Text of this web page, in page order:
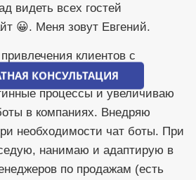
КОНСУЛЬТАЦИЯ
видеть всех гостей
😀. Меня зовут Евгений.
клиентов с
и интернет рекламы.
процессы и увеличиваю
в компаниях. Внедряю
необходимости чат боты. При
нанимаю и адаптирую в
по продажам (есть